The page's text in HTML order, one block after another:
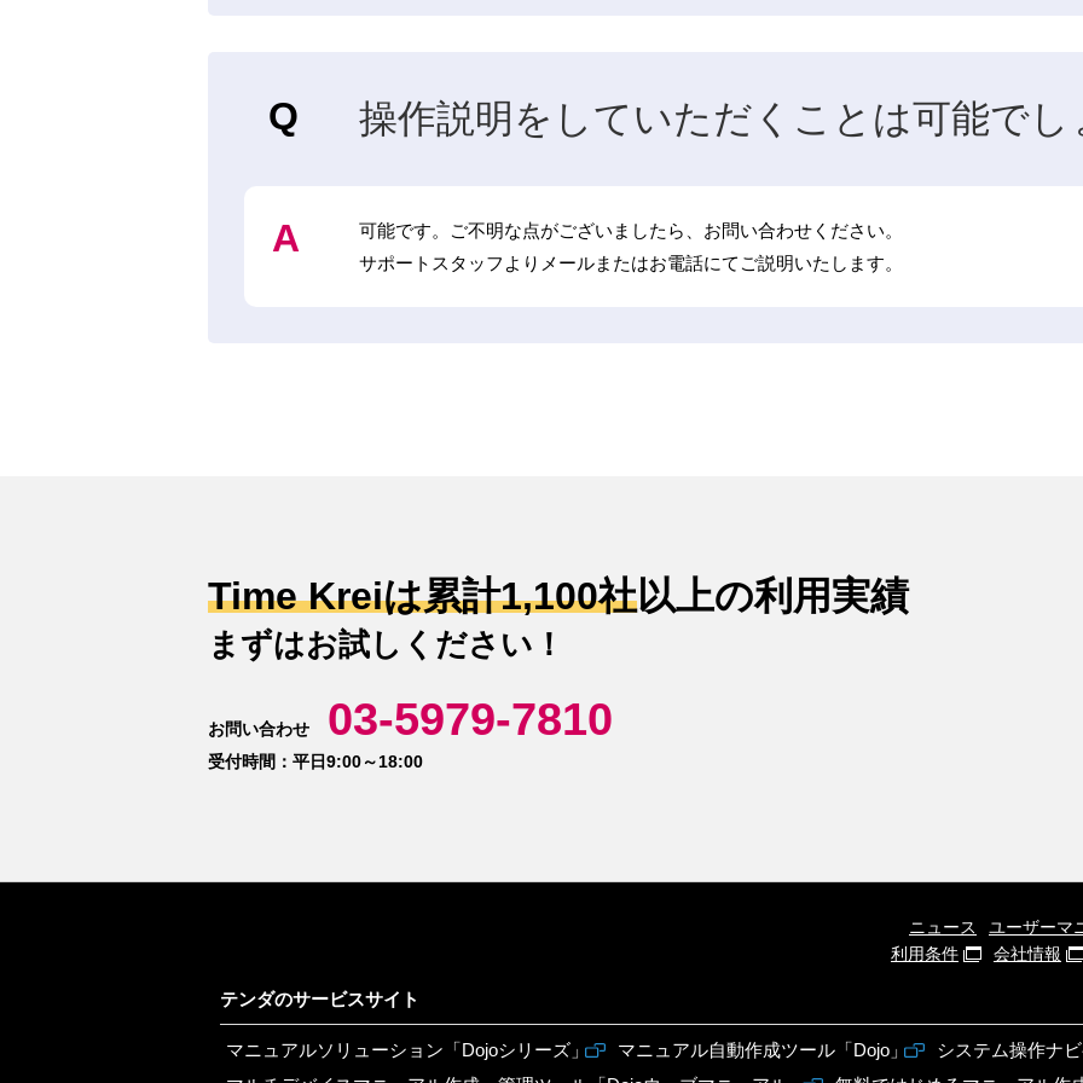
操作説明をしていただくことは可能でし
可能です。ご不明な点がございましたら、お問い合わせください。
サポートスタッフよりメールまたはお電話にてご説明いたします。
Time Kreiは累計1,100社以上の利用実績
まずはお試しください！
お問い合わせ 03-5979-7810
受付時間：平日9:00～18:00
ニュース
ユーザーマ
利用条件
会社情報
テンダのサービスサイト
マニュアルソリューション「Dojoシリーズ」 マニュアル自動作成ツール「Dojo」
システム操作ナ